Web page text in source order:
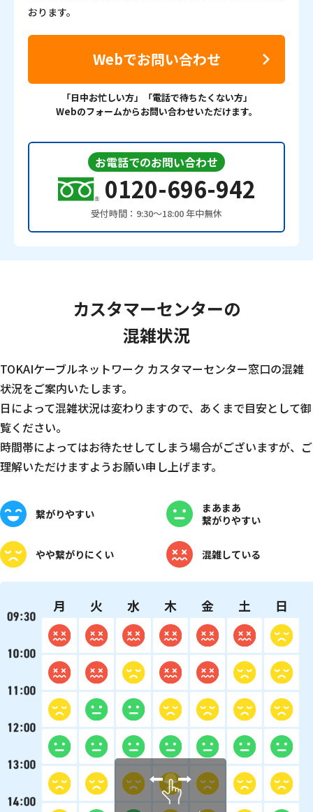
おります。
Webでお問い合わせ
「日中お忙しい方」「電話で待ちたくない方」
Webのフォームからお問い合わせいただけます。
お電話でのお問い合わせ
0120-696-942
受付時間：9:30〜18:00 年中無休
カスタマーセンターの
混雑状況
TOKAIケーブルネットワーク カスタマーセンター窓口の混雑
状況をご案内いたします。
日によって混雑状況は変わりますので、あくまで目安として御
覧ください。
時間帯によってはお待たせしてしまう場合がございますが、ご
理解いただけますようお願い申し上げます。
繋がりやすい
まあまあ
繋がりやすい
やや繋がりにくい 混雑している
月 火 水 木 金 土 日